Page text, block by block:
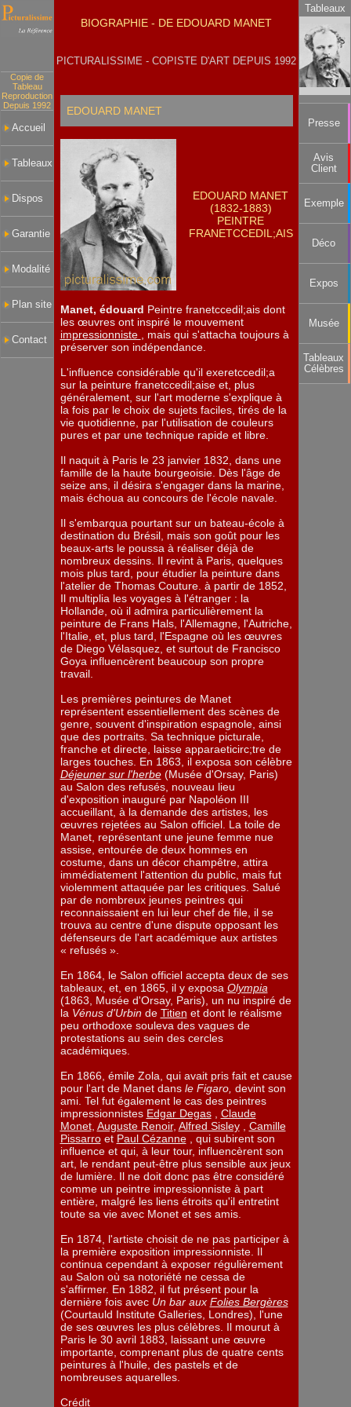
Copie de
Tableau
Reproduction
Depuis 1992
Accueil
Tableaux
Dispos
Garantie
Modalité
Plan site
Contact
BIOGRAPHIE - DE EDOUARD MANET
PICTURALISSIME - COPISTE D'ART DEPUIS 1992
EDOUARD MANET
EDOUARD MANET
(1832-1883)
PEINTRE
FRANETCCEDIL;AIS
Manet, édouard Peintre franetccedil;ais dont
les œuvres ont inspiré le mouvement
impressionniste
, mais qui s'attacha toujours à
préserver son indépendance.
L'influence considérable qu'il exeretccedil;a
sur la peinture franetccedil;aise et, plus
généralement, sur l'art moderne s'explique à
la fois par le choix de sujets faciles, tirés de la
vie quotidienne, par l'utilisation de couleurs
pures et par une technique rapide et libre.
Il naquit à Paris le 23 janvier 1832, dans une
famille de la haute bourgeoisie. Dès l'âge de
seize ans, il désira s'engager dans la marine,
mais échoua au concours de l'école navale.
Il s'embarqua pourtant sur un bateau-école à
destination du Brésil, mais son goût pour les
beaux-arts le poussa à réaliser déjà de
nombreux dessins. Il revint à Paris, quelques
mois plus tard, pour étudier la peinture dans
l'atelier de Thomas Couture. à partir de 1852,
Il multiplia les voyages à l'étranger : la
Hollande, où il admira particulièrement la
peinture de Frans Hals, l'Allemagne, l'Autriche,
l'Italie, et, plus tard, l'Espagne où les œuvres
de Diego Vélasquez, et surtout de Francisco
Goya influencèrent beaucoup son propre
travail.
Les premières peintures de Manet
représentent essentiellement des scènes de
genre, souvent d'inspiration espagnole, ainsi
que des portraits. Sa technique picturale,
franche et directe, laisse apparaeticirc;tre de
larges touches. En 1863, il exposa son célèbre
Déjeuner sur l'herbe(Musée d'Orsay, Paris)
au Salon des refusés, nouveau lieu
d'exposition inauguré par Napoléon III
accueillant, à la demande des artistes, les
œuvres rejetées au Salon officiel. La toile de
Manet, représentant une jeune femme nue
assise, entourée de deux hommes en
costume, dans un décor champêtre, attira
immédiatement l'attention du public, mais fut
violemment attaquée par les critiques. Salué
par de nombreux jeunes peintres qui
reconnaissaient en lui leur chef de file, il se
trouva au centre d'une dispute opposant les
défenseurs de l'art académique aux artistes
« refusés ».
En 1864, le Salon officiel accepta deux de ses
tableaux, et, en 1865, il y exposa Olympia
(1863, Musée d'Orsay, Paris), un nu inspiré de
la Vénus d'Urbinde Titien et dont le réalisme
peu orthodoxe souleva des vagues de
protestations au sein des cercles
académiques.
En 1866, émile Zola, qui avait pris fait et cause
pour l'art de Manet dans le Figaro, devint son
ami. Tel fut également le cas des peintres
impressionnistes Edgar Degas, Claude
Monet, Auguste Renoir, Alfred Sisley, Camille
Pissarroet Paul Cézanne, qui subirent son
influence et qui, à leur tour, influencèrent son
art, le rendant peut-être plus sensible aux jeux
de lumière. Il ne doit donc pas être considéré
comme un peintre impressionniste à part
entière, malgré les liens étroits qu'il entretint
toute sa vie avec Monet et ses amis.
En 1874, l'artiste choisit de ne pas participer à
la première exposition impressionniste. Il
continua cependant à exposer régulièrement
au Salon où sa notoriété ne cessa de
s'affirmer. En 1882, il fut présent pour la
dernière fois avec Un bar aux Folies Bergères
(Courtauld Institute Galleries, Londres), l'une
de ses œuvres les plus célèbres. Il mourut à
Paris le 30 avril 1883, laissant une œuvre
importante, comprenant plus de quatre cents
peintures à l'huile, des pastels et de
nombreuses aquarelles.
Crédit
Tableaux
Presse
Avis
Client
Exemple
Déco
Expos
Musée
Tableaux
Célèbres